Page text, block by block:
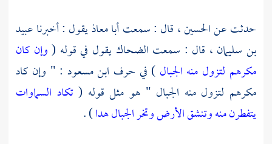
حدثت عنالحسين، قال : سمعتأبا معاذيقول : أخبرناعبيد
بن سليمان ، قال : سمعت الضحاكيقول في قوله (وإن كان
مكرهم لتزول منه الجبال ) في حرف ابن مسعود : " وإن كاد
مكرهم لتزول منه الجبال " هو مثل قوله (تكاد السماوات
يتفطرن منه وتنشق الأرض وتخر الجبال هدا) .